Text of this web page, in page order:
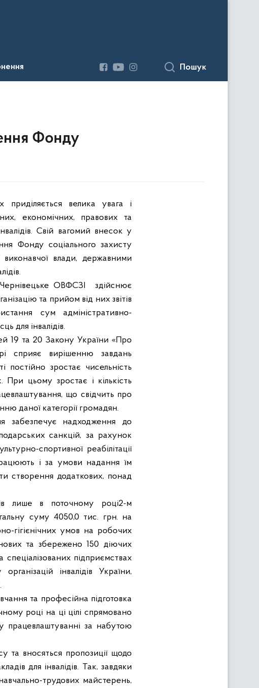
Пошук
Фонду
велика увага і
економічних, правових та
Свій вагомий внесок у
Фонду соціального захисту
влади, державними
ОВФСЗІ
здійснює
та прийом від них звітів
сум адміністративно-
для інвалідів.
19 та 20 Закону України «Про
сприяє вирішенню завдань
постійно зростає чисельність
При цьому зростає і кількість
що свідчить про
даної категорії громадян.
забезпечує надходження до
санкцій, за рахунок
спортивної реабілітації
і за умови надання їм
створення додаткових, понад
лише в поточному році2-м
суму 4050,0 тис. грн. на
гігієнічних умов на робочих
та збережено 150 діючих
підприємствах
інвалідів України,
та професійна підготовка
році на ці цілі спрямовано
працевлаштуванні за набутою
та вносяться пропозиції щодо
для інвалідів. Так, завдяки
трудових майстерень,